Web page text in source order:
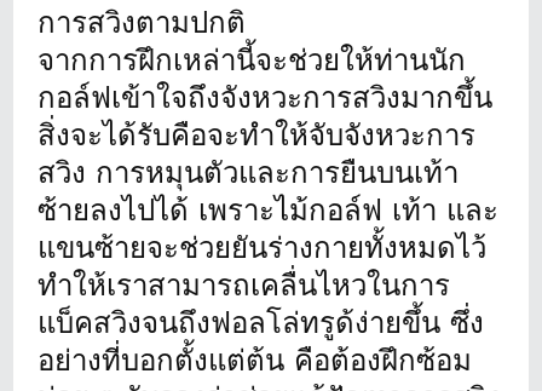
การสวิงตามปกติ
จากการฝึกเหล่านี้จะช่วยให้ท่านนัก
กอล์ฟเข้าใจถึงจังหวะการสวิงมากขึ้น
สิ่งจะได้รับคือจะทำให้จับจังหวะการ
สวิง การหมุนตัวและการยืนบนเท้า
ซ้ายลงไปได้ เพราะไม้กอล์ฟ เท้า และ
แขนซ้ายจะช่วยยันร่างกายทั้งหมดไว้
ทำให้เราสามารถเคลื่นไหวในการ
แบ็คสวิงจนถึงฟอลโล่ทรูด้ง่ายขึ้น ซึ่ง
อย่างที่บอกตั้งแต่ต้น คือต้องฝึกซ้อม